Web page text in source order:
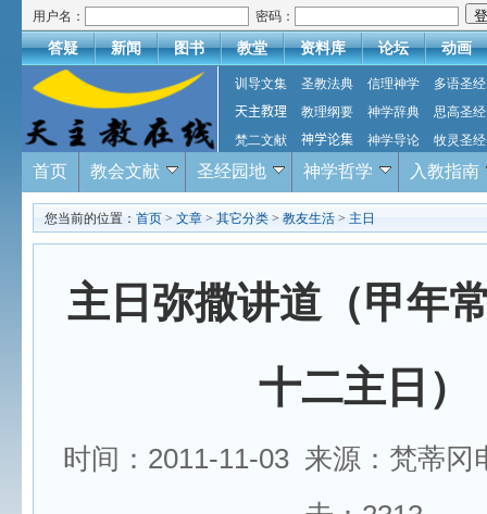
用户名： 密码：
答疑 新闻 图书 教堂 资料库 论坛 动画
训导文集 圣教法典 信理神学
多语圣经
天主教理
教理纲要 神学辞典
思高圣经
梵二文献
神学论集 神学导论 牧灵圣经
首页 教会文献 圣经园地 神学哲学 入教指南
您当前的位置： 首页 > 文章 > 其它分类 > 教友生活 > 主日
主日弥撒讲道（甲年
十二主日）
时间：2011-11-03 来源：梵蒂